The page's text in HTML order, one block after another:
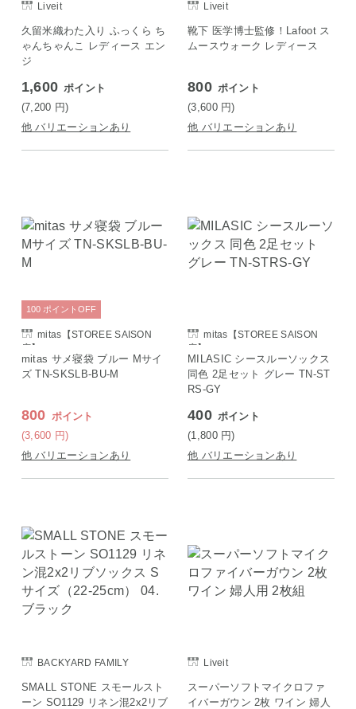
Liveit
久留米織わた入り ふっくら ち
ゃんちゃんこ レディース エン
ジ
1,600 ポイント
(7,200 円)
他 バリエーションあり
Liveit
靴下 医学博士監修！Lafoot ス
ムースウォーク レディース
800 ポイント
(3,600 円)
他 バリエーションあり
mitas【STOREE SAISON
店】
mitas サメ寝袋 ブルー Mサイ
ズ TN-SKSLB-BU-M
800 ポイント
(3,600 円)
100 ポイント OFF
他 バリエーションあり
mitas【STOREE SAISON
店】
MILASIC シースルーソックス
同色 2足セット グレー TN-ST
RS-GY
400 ポイント
(1,800 円)
他 バリエーションあり
BACKYARD FAMILY
SMALL STONE スモールスト
ーン SO1129 リネン混2x2リブ
Liveit
スーパーソフトマイクロファ
イバーガウン 2枚 ワイン 婦人